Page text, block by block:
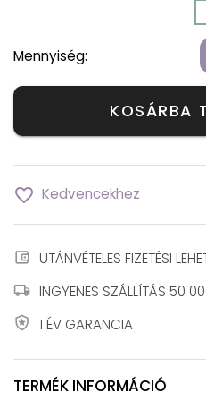
Mennyiség:
KOSÁRBA
favorite_border Kedvencekhez
account_balance_wallet UTÁNVÉTELES FIZETÉSI
local_shipping INGYENES SZÁLLÍTÁS 50
local_police 1 ÉV GARANCIA
TERMÉK INFORMÁCIÓ